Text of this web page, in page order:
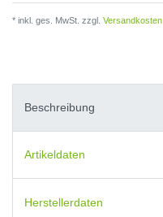
* inkl. ges. MwSt. zzgl. Versandkosten
Beschreibung
Artikeldaten
Herstellerdaten